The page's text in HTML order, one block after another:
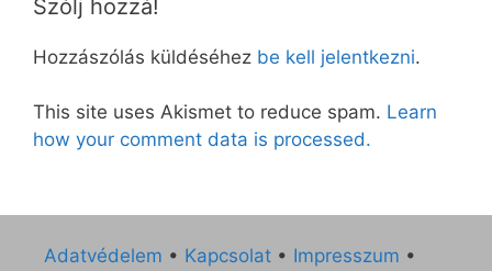
Szólj hozzá!
Hozzászólás küldéséhez be kell jelentkezni.
This site uses Akismet to reduce spam. Learn
how your comment data is processed.
Adatvédelem • Kapcsolat • Impresszum •